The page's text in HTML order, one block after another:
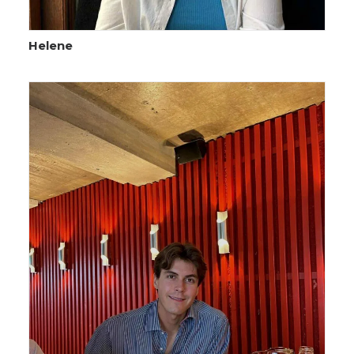
Helene